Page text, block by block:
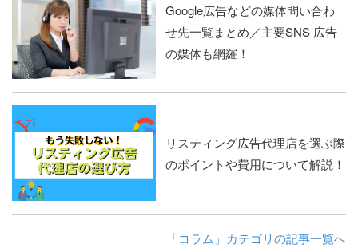
Google広告などの媒体問い合わ
せ先一覧まとめ／主要SNS 広告
の媒体も網羅！
リスティング広告代理店を選ぶ際
のポイントや費用について解説！
「コラム」カテゴリの記事一覧へ